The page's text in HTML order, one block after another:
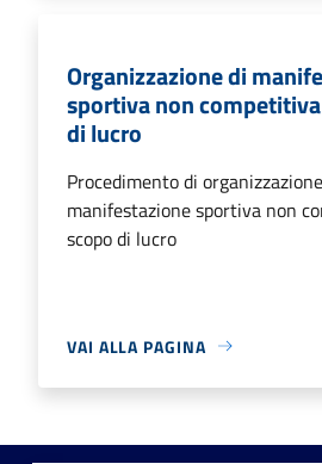
Organizzazione di
sportiva non
di lucro
Procedimento di
manifestazione sportiva non
scopo di lucro
VAI ALLA PAGINA